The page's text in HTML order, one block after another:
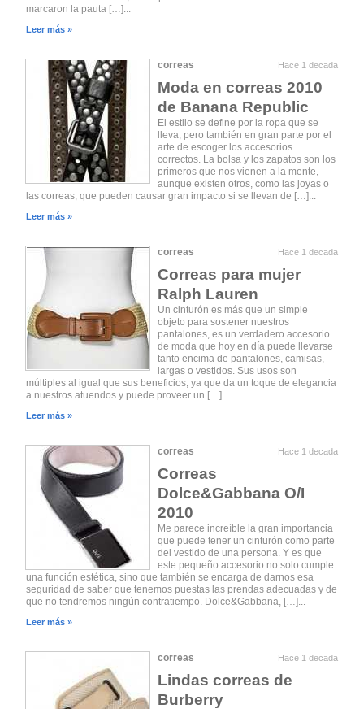
marcaron la pauta […]...
Leer más »
correas Hace 1 decada
Moda en correas 2010
de Banana Republic
El estilo se define por la ropa que se
lleva, pero también en gran parte por el
arte de escoger los accesorios
correctos. La bolsa y los zapatos son los
primeros que nos vienen a la mente,
aunque existen otros, como las joyas o
las correas, que pueden causar gran impacto si se llevan de […]...
Leer más »
correas Hace 1 decada
Correas para mujer
Ralph Lauren
Un cinturón es más que un simple
objeto para sostener nuestros
pantalones, es un verdadero accesorio
de moda que hoy en día puede llevarse
tanto encima de pantalones, camisas,
largas o vestidos. Sus usos son
múltiples al igual que sus beneficios, ya que da un toque de elegancia
a nuestros atuendos y puede proveer un […]...
Leer más »
correas Hace 1 decada
Correas
Dolce&Gabbana O/I
2010
Me parece increíble la gran importancia
que puede tener un cinturón como parte
del vestido de una persona. Y es que
este pequeño accesorio no solo cumple
una función estética, sino que también se encarga de darnos esa
seguridad de saber que tenemos puestas las prendas adecuadas y de
que no tendremos ningún contratiempo. Dolce&Gabbana, […]...
Leer más »
correas Hace 1 decada
Lindas correas de
Burberry